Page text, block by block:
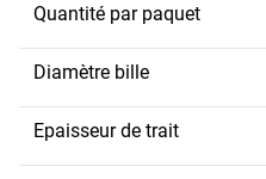
Quantité par paquet
Diamètre bille
Epaisseur de trait